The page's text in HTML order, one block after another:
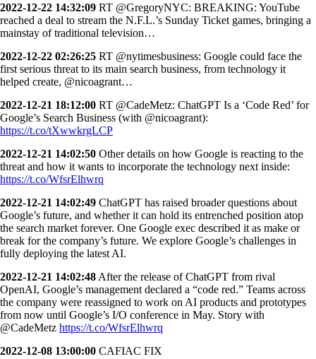
2022-12-22 14:32:09 RT @GregoryNYC: BREAKING: YouTube
reached a deal to stream the N.F.L.’s Sunday Ticket games, bringing a
mainstay of traditional television…
2022-12-22 02:26:25 RT @nytimesbusiness: Google could face the
first serious threat to its main search business, from technology it
helped create, @nicoagrant…
2022-12-21 18:12:00 RT @CadeMetz: ChatGPT Is a ‘Code Red’ for
Google’s Search Business (with @nicoagrant):
https://t.co/tXwwkrgLCP
2022-12-21 14:02:50 Other details on how Google is reacting to the
threat and how it wants to incorporate the technology next inside:
https://t.co/WfsrElhwrq
2022-12-21 14:02:49 ChatGPT has raised broader questions about
Google’s future, and whether it can hold its entrenched position atop
the search market forever. One Google exec described it as make or
break for the company’s future. We explore Google’s challenges in
fully deploying the latest AI.
2022-12-21 14:02:48 After the release of ChatGPT from rival
OpenAI, Google’s management declared a “code red.” Teams across
the company were reassigned to work on AI products and prototypes
from now until Google’s I/O conference in May. Story with
@CadeMetz https://t.co/WfsrElhwrq
2022-12-08 13:00:00 CAFIAC FIX